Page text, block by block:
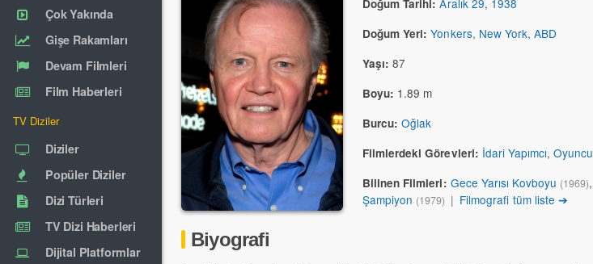
Çok Yakında
Gişe Rakamları
Devam Filmleri
Film Haberleri
TV Diziler
Diziler
Popüler Diziler
Dizi Türleri
TV Dizi Haberleri
Dijital Platformlar
Doğum Tarihi: Aralık 29, 1938
Doğum Yeri: Yonkers, New York, ABD
Yaşı: 87
Boyu: 1.89 m
Burcu: Oğlak
Filmlerdeki Görevleri: İdari Yapımcı,Oyuncu
Bilinen Filmleri: Gece Yarısı Kovboyu (1969),
Şampiyon (1979) | Filmografi tüm liste ➔
Biyografi